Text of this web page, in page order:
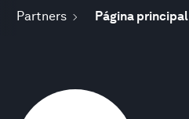
Partners Página principal